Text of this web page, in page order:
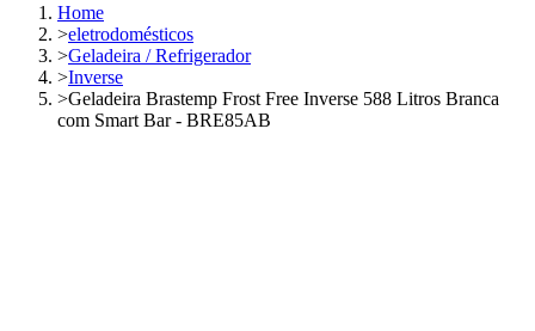
Home
>eletrodomésticos
>Geladeira / Refrigerador
>Inverse
>Geladeira Brastemp Frost Free Inverse 588 Litros Branca
com Smart Bar - BRE85AB